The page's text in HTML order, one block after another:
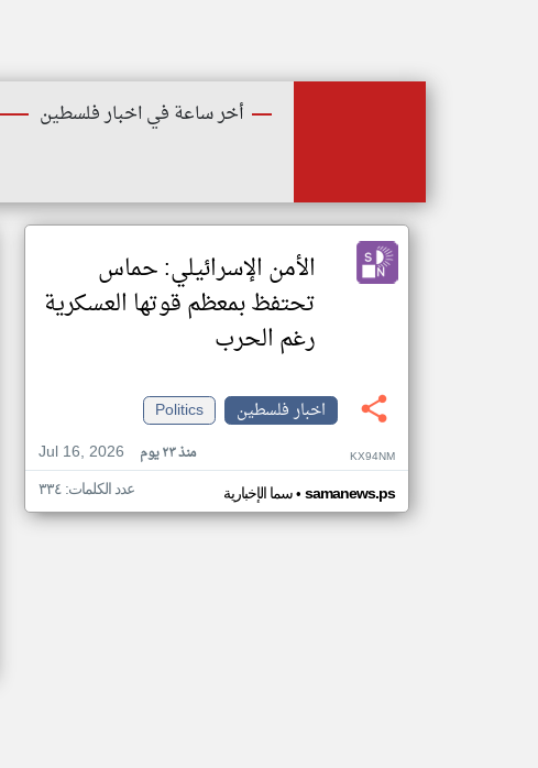
أخر ساعة في اخبار فلسطين
الأمن الإسرائيلي: حماس
تحتفظ بمعظم قوتها العسكرية
رغم الحرب
اخبار فلسطين
Politics
Jul 16, 2026
منذ ٢٣ يوم KX94NM
سما الإخبارية• samanews.ps عدد الكلمات: ٣٣٤